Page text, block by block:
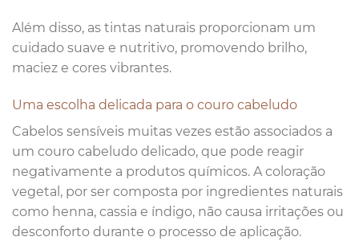
Além disso, as tintas naturais proporcionam um
cuidado suave e nutritivo, promovendo brilho,
maciez e cores vibrantes.
Uma escolha delicada para o couro cabeludo
Cabelos sensíveis muitas vezes estão associados a
um couro cabeludo delicado, que pode reagir
negativamente a produtos químicos. A coloração
vegetal, por ser composta por ingredientes naturais
como henna, cassia e índigo, não causa irritações ou
desconforto durante o processo de aplicação.